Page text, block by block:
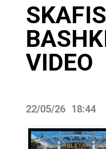
VIDEO
22/05/26 18:44